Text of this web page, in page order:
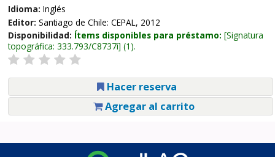
Idioma: Inglés
Editor: Santiago de Chile: CEPAL, 2012
Disponibilidad: Ítems disponibles para préstamo: Signatura
topográfica: 333.793/C8737i (1).
Hacer reserva
Agregar al carrito